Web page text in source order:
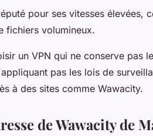
pour ses vitesses élevées,
fichiers volumineux.
un VPN qui ne conserve pas
pas les lois de
à des sites comme Wawacity.
de Wawacity de